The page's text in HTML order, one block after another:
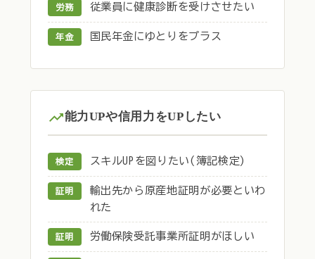
労務 従業員に健康診断を受けさせたい
年金 国民年金にゆとりをプラス
能力UPや信用力をUPしたい
検定 スキルUPを図りたい(簿記検定)
証明
輸出先から原産地証明が必要といわ
れた
証明 労働保険受託事業所証明がほしい